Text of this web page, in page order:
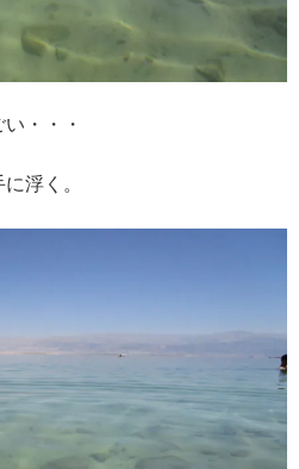
・・・
浮く。